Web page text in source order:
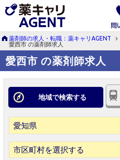
薬剤師の求人・転職：薬キャリAGENT
愛西市 の薬剤師求人
愛西市 の薬剤師求人
地域で検索する
市区町村を選択する